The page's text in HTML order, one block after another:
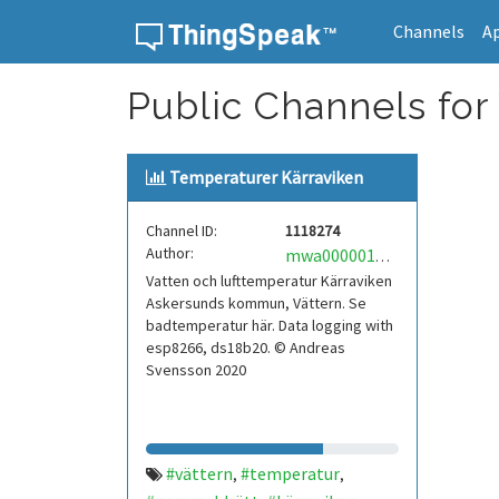
Channels
Public Channels
Temperaturer Kärraviken
Channel ID:
1118274
Author:
mwa0000019216553
Vatten och lufttemperatur Kärraviken
Askersunds kommun, Vättern. Se
badtemperatur här. Data logging with
esp8266, ds18b20. © Andreas
Svensson 2020
#vättern, #temperatur,